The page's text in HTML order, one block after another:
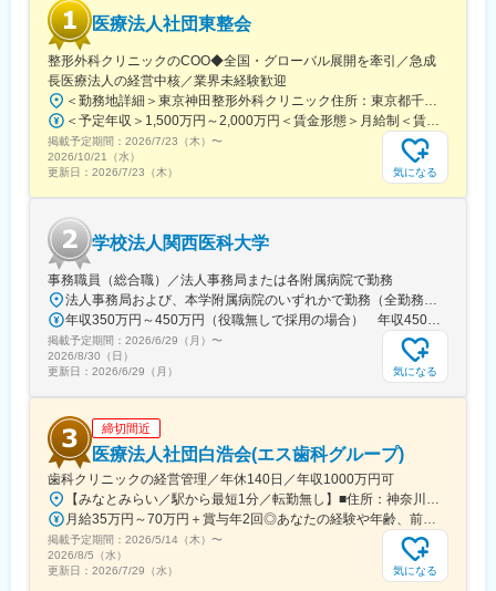
島県)、高松築港駅、高知橋駅、眉山ロープウェイ山麓駅、天神
駅、小倉駅(福岡県)、東比恵駅、鹿児島中央駅、水道町駅、五島町
駅、旭橋駅、西早稲田駅、末広町駅(東京都)、立川南駅、高輪ゲー
トウェイ駅、九品仏駅、新高島駅、東宿郷駅、葭川公園駅、大神
宮下駅、大通駅、仙台駅、栄町駅(愛知県)、国際センター駅、日吉
町駅、第一通り駅、三島駅、七ツ屋駅、富山駅、福井城址大名町
駅、なんば駅(南海線)、大阪駅、天王寺駅、西大橋駅、五条駅(京
都市営)、京都河原町駅、神戸三宮駅(阪神)、本通駅、高松駅(香川
県)、南堀端駅、はりまや橋駅、旦過駅、高見橋駅、熊本城・市役
医療法人社団東整会
整形外科クリニックのCOO◆全国・グローバル展開を牽引／急成
長医療法人の経営中核／業界未経験歓迎
＜勤務地詳細＞東京神田整形外科クリニック住所：東京都千代田区鍛冶町2丁目8-6 メディカルプライム神田3F勤務地最寄駅：JR山手線／神田駅受動喫煙対策：屋内全面禁煙変更の範囲：会社の定める事業所
＜予定年収＞1,500万円～2,000万円＜賃金形態＞月給制＜賃金内訳＞月額（基本給）：1,200,000円～1,500,000円＜月給＞1,200,000円～1,500,000円＜昇給有無＞有＜残業手当＞有＜給与補足＞※経験やスキルを考慮して決定します。■昇給：年1回■賞与：年2回賃金はあくまでも目安の金額であり、選考を通じて上下する可能性があります。月給(月額)は固定手当を含めた表記です。
掲載予定期間： 2026/7/23（木） 〜
2026/10/21（水）
更新日： 2026/7/23（木） 気になる
学校法人関西医科大学
事務職員（総合職）／法人事務局または各附属病院で勤務
法人事務局および、本学附属病院のいずれかで勤務（全勤務地、最寄り駅から徒歩5分以内）【関西医科大学 法人事務局】大阪府枚方市新町2丁目5-1■京阪本線 枚方市駅～徒歩5分※京阪 枚方市駅まで…・京阪 京橋駅から特急乗車14分・京阪 中書島駅から特急乗車16分【附属病院】大阪府枚方市新町2丁目3-1■京阪本線 枚方市駅～徒歩3分【総合医療センター】大阪府守口市文園町10-15■京阪本線 滝井駅～徒歩3分■地下鉄谷町線・今里筋線 太子橋今市駅～徒歩5分 ※京阪 滝井駅まで… ・京阪 京橋駅から各停乗車9分 ※谷町線 太子橋今市駅まで…・谷町線 大日駅から乗車8分・谷町線 東梅田駅から乗車13分【香里病院】大阪府寝屋川市香里本通町8-45■京阪本線 香里園駅～徒歩1分 ※京阪 香里園駅まで… ・京阪 京橋駅・樟葉駅から準急乗車15分 ・京阪中書島駅から準急乗車35分（特急乗車、枚方市駅で乗り換えると25分） ◎経験・能力など適性を考慮し配属します。 ※転居を伴う転勤なし※U・Iターン歓迎
年収350万円～450万円（役職無しで採用の場合） 年収450万円～550万円（主任級で採用の場合）
掲載予定期間： 2026/6/29（月） 〜
2026/8/30（日）
更新日： 2026/6/29（月） 気になる
締切間近
医療法人社団白浩会(エス歯科グループ)
歯科クリニックの経営管理／年休140日／年収1000万円可
【みなとみらい／駅から最短1分／転勤無し】■住所：神奈川県横浜市西区高島1-2-5 横濱ゲートタワー1F■アクセス：新高島駅から徒歩1分、横浜駅から徒歩3分◎受動喫煙対策あり：屋内全面禁煙
月給35万円～70万円＋賞与年2回◎あなたの経験や年齢、前職の給与などを考慮し決定します。
掲載予定期間： 2026/5/14（木） 〜
2026/8/5（水）
更新日： 2026/7/29（水） 気になる